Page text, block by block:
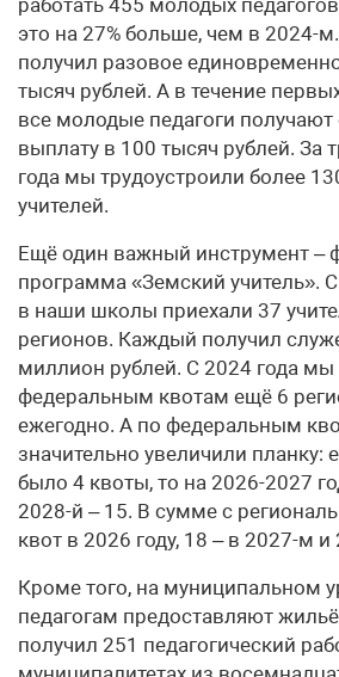
это на 27% больше, чем в 2024-
получил разовое
тысяч рублей. А в течение
все молодые педагоги
выплату в 100 тысяч рублей. За
года мы трудоустроили более
учителей.
Ещё один важный инструмент –
программа «Земский учитель».
в наши школы приехали 37
регионов. Каждый получил
миллион рублей. С 2024 года мы
федеральным квотам ещё 6
ежегодно. А по федеральным
значительно увеличили планку:
было 4 квоты, то на 2026-2027
2028-й – 15. В сумме с
квот в 2026 году, 18 – в 2027-м
Кроме того, на муниципальном
педагогам предоставляют жильё
получил 251 педагогический